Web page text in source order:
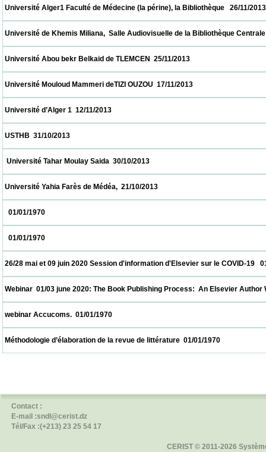
Université Alger1 Faculté de Médecine (la périne), la
Université de Khemis Miliana,  Salle Audiovisuelle de la
Université Abou bekr Belkaid de TLEMCEN  25/11/2013
Université Mouloud Mammeri deTIZI OUZOU  17/11/2013
Université d’Alger 1  12/11/2013
USTHB  31/10/2013
Université Tahar Moulay Saida  30/10/2013
Université Yahia Farès de Médéa,  21/10/2013
01/01/1970
01/01/1970
26/28 mai et 09 juin 2020 Session d'information d'Elsevier sur le
Webinar  01/03 june 2020: The Book Publishing Process:  An
webinar Accucoms.  01/01/1970
Méthodologie d’élaboration de la revue de littérature  01/01/
Contact :
E-mail :sndl@cerist.dz
Tél/Fax :(+213) 23 25 54 17
CERIST © 2011-2026